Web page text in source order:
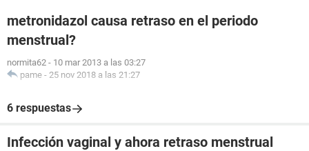
metronidazol causa retraso en el periodo
menstrual?
normita62 - 10 mar 2013 a las 03:27
pame - 25 nov 2018 a las 21:27
6 respuestas
Infección vaginal y ahora retraso menstrual